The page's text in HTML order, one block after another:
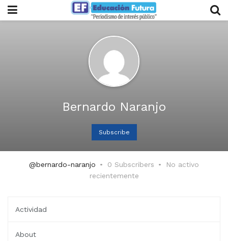
Bernardo Naranjo
Subscribe
@bernardo-naranjo 0 Subscribers
No activo
recientemente
Actividad
About